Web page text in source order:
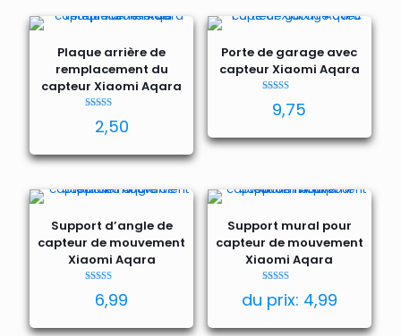
Plaque arrière de
remplacement du
capteur Xiaomi Aqara
5.00
sur 5
2,50
Porte de garage avec
capteur Xiaomi Aqara
5.00
sur 5
9,75
Support d’angle de
capteur de mouvement
Xiaomi Aqara
5.00
sur 5
6,99
Support mural pour
capteur de mouvement
Xiaomi Aqara
5.00
du prix: 4,99